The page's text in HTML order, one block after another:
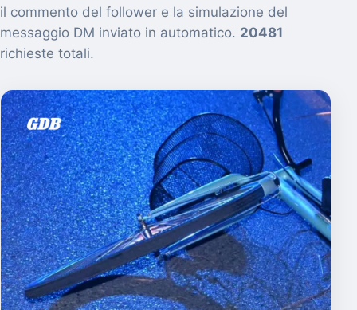
il commento del follower e la simulazione del
messaggio DM inviato in automatico. 20481
richieste totali.